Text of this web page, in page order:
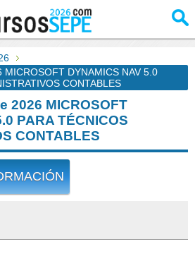
DYNAMICS NAV 5.0
CONTABLES
2026 MICROSOFT
PARA TÉCNICOS
CONTABLES